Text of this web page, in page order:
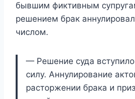
бывшим фиктивным
решением брак
числом.
— Решение суда
силу. Аннулирование
расторжении брака и